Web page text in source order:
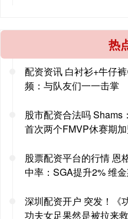
热
配资资讯 白衬衫+牛仔
频：与队友们一一击掌
股市配资合法吗 Shams
首次两个FMVP休赛期
股票配资平台的行情 恩
中率：SGA提升2% 维
深圳配资开户 突发！《
功夫女足果然是被拉来